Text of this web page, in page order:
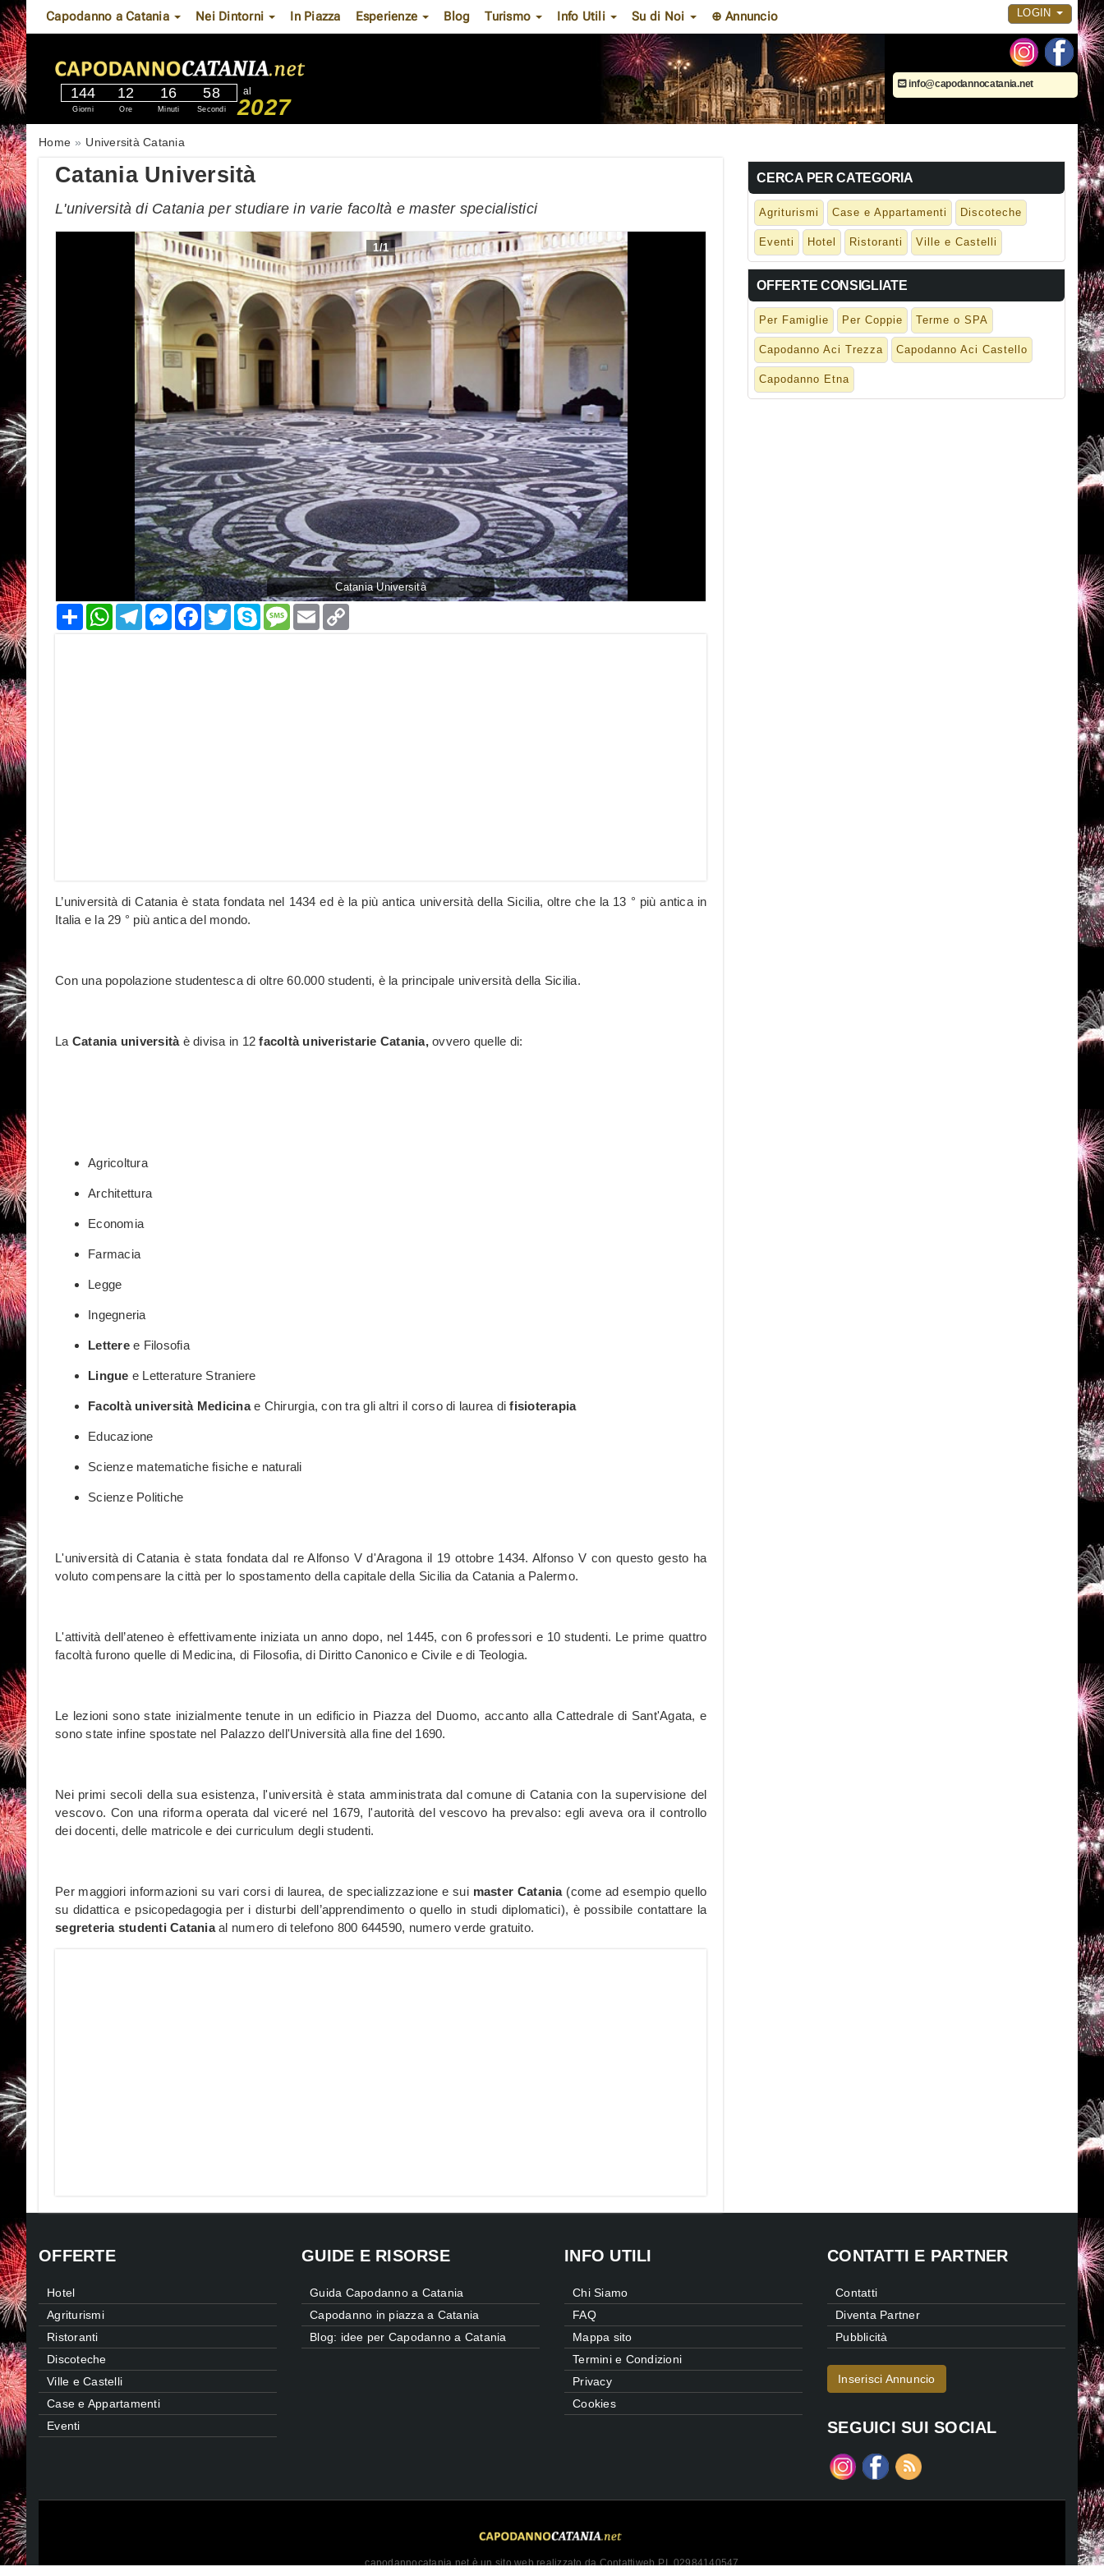
Capodanno a Catania Nei Dintorni In Piazza Esperienze Blog Turismo Info Utili Su di Noi ⊕ Annuncio LOGIN
144
Giorni
12
Ore
16
Minuti
57
Secondi
al
2027
info@capodannocatania.net
Home Università Catania
Catania Università
L'università di Catania per studiare in varie facoltà e master specialistici
1/1
Catania Università
CondividiWhatsAppTelegramMessenger
Facebook
TwitterSkypeMessage
Email
L’università di Catania è stata fondata nel 1434 ed è la più antica università della Sicilia, oltre che la 13 ° più antica in
Italia e la 29 ° più antica del mondo.
Con una popolazione studentesca di oltre 60.000 studenti, è la principale università della Sicilia.
La Catania università è divisa in 12facoltà univeristarie Catania, ovvero quelle di:
Agricoltura
Architettura
Economia
Farmacia
Legge
Ingegneria
Letteree Filosofia
Lingue e Letterature Straniere
Facoltà università Medicinae Chirurgia, con tra gli altri il corso di laurea difisioterapia
Educazione
Scienze matematiche fisiche e naturali
Scienze Politiche
L'università di Catania è stata fondata dal re Alfonso V d'Aragona il 19 ottobre 1434. Alfonso V con questo gesto ha
voluto compensare la città per lo spostamento della capitale della Sicilia da Catania a Palermo.
L'attività dell’ateneo è effettivamente iniziata un anno dopo, nel 1445, con 6 professori e 10 studenti. Le prime quattro
facoltà furono quelle di Medicina, di Filosofia, di Diritto Canonico e Civile e di Teologia.
Le lezioni sono state inizialmente tenute in un edificio in Piazza del Duomo, accanto alla Cattedrale di Sant'Agata, e
sono state infine spostate nel Palazzo dell'Università alla fine del 1690.
Nei primi secoli della sua esistenza, l'università è stata amministrata dal comune di Catania con la supervisione del
vescovo. Con una riforma operata dal viceré nel 1679, l'autorità del vescovo ha prevalso: egli aveva ora il controllo
dei docenti, delle matricole e dei curriculum degli studenti.
Per maggiori informazioni su vari corsi di laurea, de specializzazione e suimaster Catania(come ad esempio quello
su didattica e psicopedagogia per i disturbi dell’apprendimento o quello in studi diplomatici), è possibile contattare la
segreteria studenti Cataniaal numero di telefono 800 644590, numero verde gratuito.
CERCA PER CATEGORIA
Agriturismi Case e Appartamenti Discoteche
Eventi Hotel Ristoranti Ville e Castelli
OFFERTE CONSIGLIATE
Per Famiglie Per Coppie Terme o SPA
Capodanno Aci Trezza Capodanno Aci Castello
Capodanno Etna
OFFERTE
Hotel
Agriturismi
Ristoranti
Discoteche
Ville e Castelli
Case e Appartamenti
Eventi
GUIDE E RISORSE
Guida Capodanno a Catania
Capodanno in piazza a Catania
Blog: idee per Capodanno a Catania
INFO UTILI
Chi Siamo
FAQ
Mappa sito
Termini e Condizioni
Privacy
Cookies
CONTATTI E PARTNER
Contatti
Diventa Partner
Pubblicità
Inserisci Annuncio
SEGUICI SUI SOCIAL
capodannocatania.net è un sito web realizzato da Contattiweb P.I. 02984140547